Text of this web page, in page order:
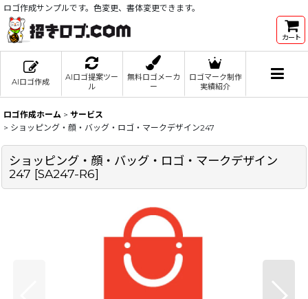
ロゴ作成サンプルです。色変更、書体変更できます。
カート
AIロゴ作成
AIロゴ提案ツー
ル
無料ロゴメーカ
ー
ロゴマーク制作
実績紹介
ロゴ作成ホーム > サービス
> ショッピング・顔・バッグ・ロゴ・マークデザイン247
ショッピング・顔・バッグ・ロゴ・マークデザイン
247 [SA247-R6]